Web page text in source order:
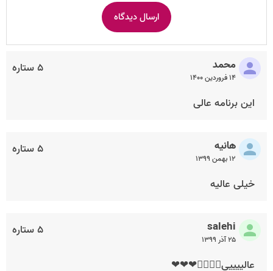
۵ ستاره محمد
۱۴ فروردین ۱۴۰۰
این برنامه عالی
۵ ستاره هانیه
۱۲ بهمن ۱۳۹۹
خیلی عالیه
۵ ستاره salehi
۲۵ آذر ۱۳۹۹
عالییییی👍🏻👍🏻❤❤❤